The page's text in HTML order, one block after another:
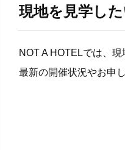
現地を見学し
NOT A HOTELでは、
最新の開催状況やお申